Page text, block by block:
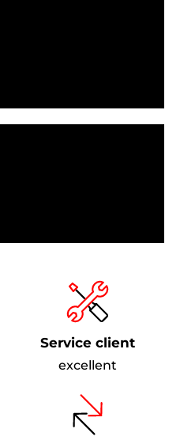
Service client
excellent